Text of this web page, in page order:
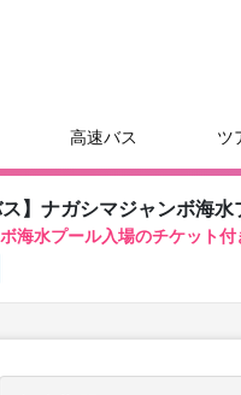
高速バス ツ
ス】ナガシマジャンボ海
海水プール入場のチケット付